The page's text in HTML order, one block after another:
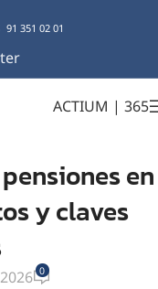
91 351 02 01
ACTIUM | 365
en
y claves
0